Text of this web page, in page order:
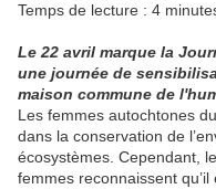
Temps de lecture : 4
Le 22 avril marque la
une journée de
maison commune de
Les femmes autochtones
dans la conservation de
écosystèmes. Cependant,
femmes reconnaissent